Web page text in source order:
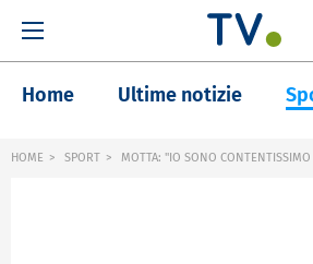
Home Ultime notizie
HOME SPORT MOTTA: "IO SONO